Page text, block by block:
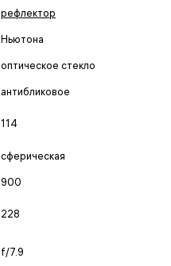
рефлектор
Ньютона
оптическое стекло
антибликовое
114
сферическая
900
228
f/7.9